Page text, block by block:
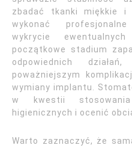
zbadać tkanki miękkie i
wykonać
wykrycie
początkowe stadium
odpowiednich
poważniejszym
wymiany implantu.
w kwestii stosowania
higienicznych i ocenić
Warto zaznaczyć, że